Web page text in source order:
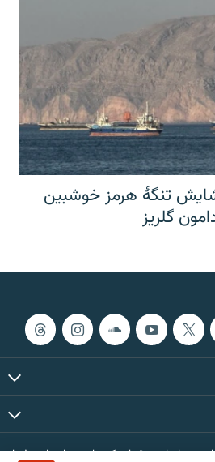
تنگهٔ هرمز خوشبین
گلریز
بر اساس مقررات کپی‌رایت، برای رادیو فردا